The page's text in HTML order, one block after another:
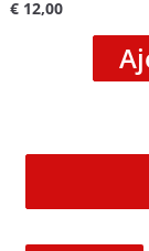
€12,00